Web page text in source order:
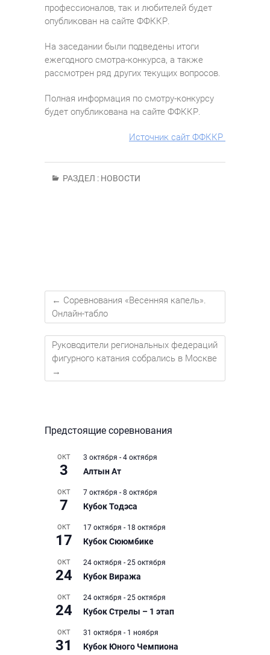
профессионалов, так и любителей будет
опубликован на сайте ФФККР.
На заседании были подведены итоги
ежегодного смотра-конкурса, а также
рассмотрен ряд других текущих вопросов.
Полная информация по смотру-конкурсу
будет опубликована на сайте ФФККР.
Источник сайт ФФККР
РАЗДЕЛ : НОВОСТИ
← Соревнования «Весенняя капель».
Онлайн-табло
Руководители региональных федераций
фигурного катания собрались в Москве
→
Предстоящие соревнования
ОКТ
3
3 октября - 4 октября
Алтын Ат
ОКТ
7
7 октября - 8 октября
Кубок Тодэса
ОКТ
17
17 октября - 18 октября
Кубок Сююмбике
ОКТ
24
24 октября - 25 октября
Кубок Виража
ОКТ
24
24 октября - 25 октября
Кубок Стрелы – 1 этап
ОКТ
31
31 октября - 1 ноября
Кубок Юного Чемпиона